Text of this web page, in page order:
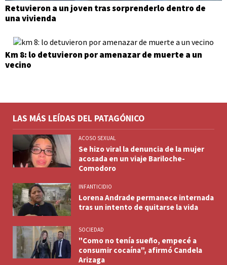
Retuvieron a un joven tras sorprenderlo dentro de
una vivienda
Km 8: lo detuvieron por amenazar de muerte a un
vecino
LAS MÁS LEÍDAS DEL PATAGÓNICO
ACOSO SEXUAL
Se hizo viral la denuncia de la mujer
acosada en un viaje Bariloche-
Comodoro
INFANTICIDIO
Lorena Andrade permanece internada
tras un intento de quitarse la vida
SOCIEDAD
"Como no tenía sueño, empecé a
consumir cocaína", afirmó Candela
Arizaga